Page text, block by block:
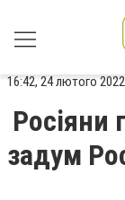
16:42, 24 лютого
Росіяни
задум